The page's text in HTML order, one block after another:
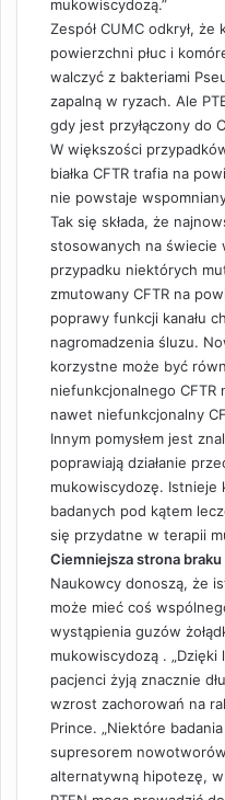
mukowiscydozą.”
Zespół CUMC odkrył,
powierzchni płuc i
walczyć z bakteriami
zapalną w ryzach. Ale
gdy jest przyłączony do
W większości
białka CFTR trafia na
nie powstaje
Tak się składa, że
stosowanych na świecie
przypadku niektórych
zmutowany CFTR na
poprawy funkcji kanału
nagromadzenia śluzu.
korzystne może być
niefunkcjonalnego
nawet niefunkcjonalny
Innym pomysłem jest
poprawiają działanie
mukowiscydozę. Istnieje
badanych pod kątem
się przydatne w terapii
Ciemniejsza strona
Naukowcy donoszą, że
może mieć coś
wystąpienia guzów
mukowiscydozą .
pacjenci żyją znacznie
wzrost zachorowań na
Prince. „Niektóre
supresorem
alternatywną hipotezę,